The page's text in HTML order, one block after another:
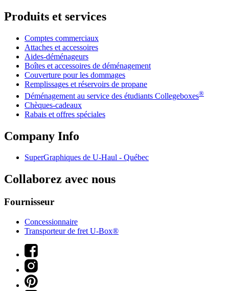
Produits et services
Comptes commerciaux
Attaches et accessoires
Aides-déménageurs
Boîtes et accessoires de déménagement
Couverture pour les dommages
Remplissages et réservoirs de propane
Déménagement au service des étudiants Collegeboxes®
Chèques-cadeaux
Rabais et offres spéciales
Company Info
SuperGraphiques de U-Haul - Québec
Collaborez avec nous
Fournisseur
Concessionnaire
Transporteur de fret U-Box®